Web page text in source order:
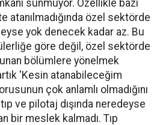
sunmuyor. Özellikle bazı
atanılmadığında özel sektörde
yok denecek kadar az. Bu
göre değil, özel sektörde
bölümlere yönelmek
'Kesin atanabileceğim
çok anlamlı olmadığını
ve pilotaj dışında neredeyse
bir meslek kalmadı. Tıp